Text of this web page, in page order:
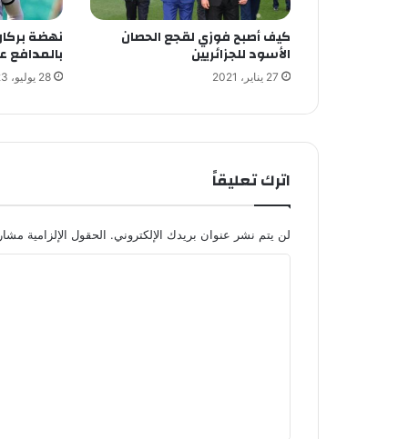
كيف أصبح فوزي لقجع الحصان
الأسود للجزائريين
27 يناير، 2021
نهضة
بالمدافع
28 يوليو، 2023
اترك تعليقاً
لن يتم نشر عنوان بريدك الإلكتروني. الحقول الإلزامية مشار